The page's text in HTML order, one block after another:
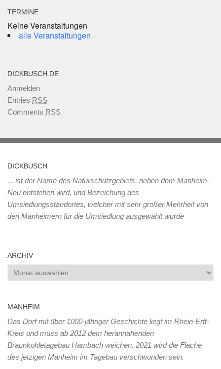
TERMINE
Keine Veranstaltungen
alle Veranstaltungen
DICKBUSCH.DE
Anmelden
Entries RSS
Comments RSS
DICKBUSCH
... ist der Name des Naturschutzgebiets, neben dem Manheim-
Neu entstehen wird, und Bezeichung des
Umsiedlungsstandortes, welcher mit sehr großer Mehrheit von
den Manheimern für die Umsiedlung ausgewählt wurde
ARCHIV
Archiv
MANHEIM
Das Dorf mit über 1000-jähriger Geschichte liegt im Rhein-Erft-
Kreis und muss ab 2012 dem herannahenden
Braunkohletagebau Hambach weichen. 2021 wird die Fläche
des jetzigen Manheim im Tagebau verschwunden sein.